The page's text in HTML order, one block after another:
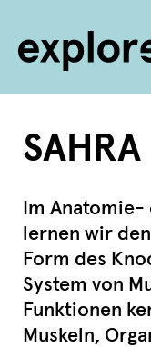
SAHRA
Im
lernen wir
Form des
System von
Funktionen
Muskeln,